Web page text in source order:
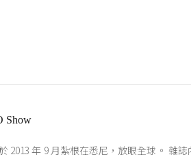
Show
2013 年 9 月紮根在悉尼，放眼全球。 雜